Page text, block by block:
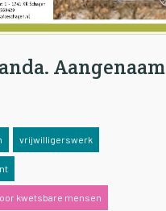
Aangenaam
vrijwilligerswerk
kwetsbare mensen